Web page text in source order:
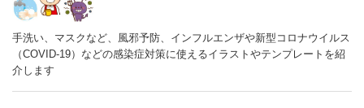
手洗い、マスクなど、風邪予防、インフルエンザや新型コロナウイルス
（COVID-19）などの感染症対策に使えるイラストやテンプレートを紹
介します